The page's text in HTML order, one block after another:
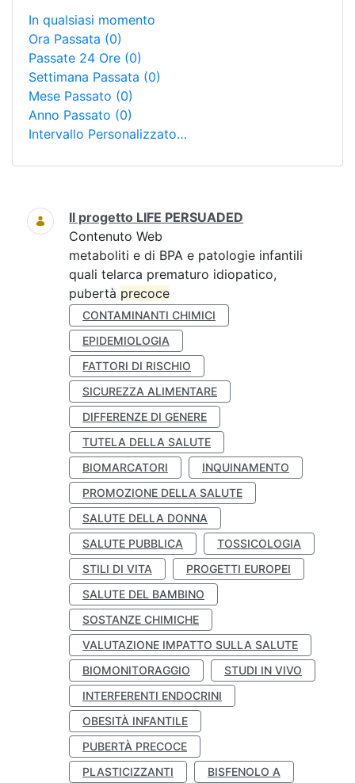
In qualsiasi momento
Ora Passata (0)
Passate 24 Ore (0)
Settimana Passata (0)
Mese Passato (0)
Anno Passato (0)
Intervallo Personalizzato…
Ricerca
Il progetto LIFE PERSUADED
Contenuto Web
metaboliti e di BPA e patologie infantili
quali telarca prematuro idiopatico,
pubertà precoce
CONTAMINANTI CHIMICI
EPIDEMIOLOGIA
FATTORI DI RISCHIO
SICUREZZA ALIMENTARE
DIFFERENZE DI GENERE
TUTELA DELLA SALUTE
BIOMARCATORI
INQUINAMENTO
PROMOZIONE DELLA SALUTE
SALUTE DELLA DONNA
SALUTE PUBBLICA
TOSSICOLOGIA
STILI DI VITA
PROGETTI EUROPEI
SALUTE DEL BAMBINO
SOSTANZE CHIMICHE
VALUTAZIONE IMPATTO SULLA SALUTE
BIOMONITORAGGIO
STUDI IN VIVO
INTERFERENTI ENDOCRINI
OBESITÀ INFANTILE
PUBERTÀ PRECOCE
PLASTICIZZANTI
BISFENOLO A